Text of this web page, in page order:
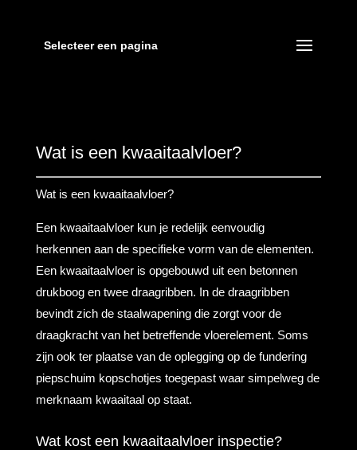
Selecteer een pagina
Wat is een kwaaitaalvloer?
Wat is een kwaaitaalvloer?
Een kwaaitaalvloer kun je redelijk eenvoudig
herkennen aan de specifieke vorm van de elementen.
Een kwaaitaalvloer is opgebouwd uit een betonnen
drukboog en twee draagribben. In de draagribben
bevindt zich de staalwapening die zorgt voor de
draagkracht van het betreffende vloerelement. Soms
zijn ook ter plaatse van de oplegging op de fundering
piepschuim kopschotjes toegepast waar simpelweg de
merknaam kwaaitaal op staat.
Wat kost een kwaaitaalvloer inspectie?